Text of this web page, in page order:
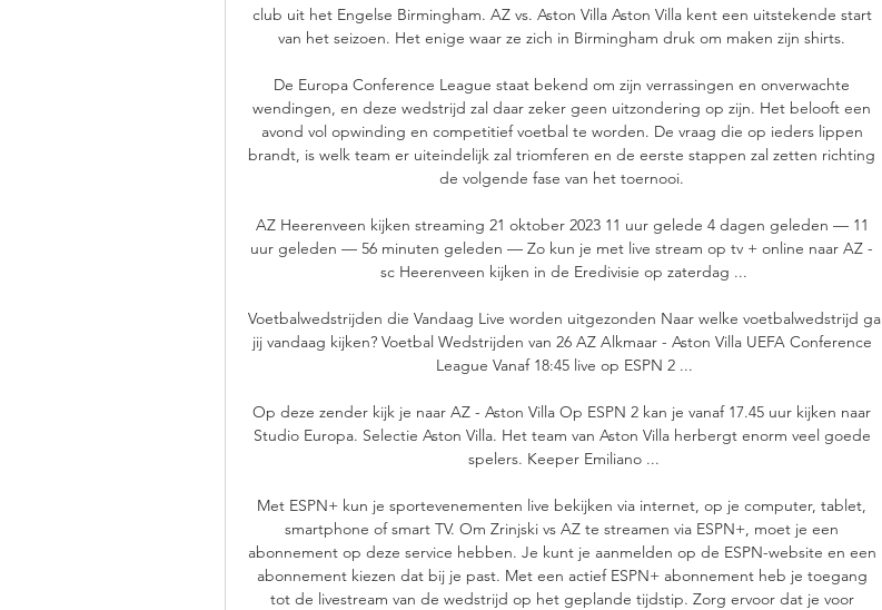
club uit het Engelse Birmingham. AZ vs. Aston Villa Aston Villa kent een uitstekende start
van het seizoen. Het enige waar ze zich in Birmingham druk om maken zijn shirts.
De Europa Conference League staat bekend om zijn verrassingen en onverwachte
wendingen, en deze wedstrijd zal daar zeker geen uitzondering op zijn. Het belooft een
avond vol opwinding en competitief voetbal te worden. De vraag die op ieders lippen
brandt, is welk team er uiteindelijk zal triomferen en de eerste stappen zal zetten richting
de volgende fase van het toernooi.
AZ Heerenveen kijken streaming 21 oktober 2023 11 uur gelede 4 dagen geleden — 11
uur geleden — 56 minuten geleden — Zo kun je met live stream op tv + online naar AZ -
sc Heerenveen kijken in de Eredivisie op zaterdag ...
Voetbalwedstrijden die Vandaag Live worden uitgezonden Naar welke voetbalwedstrijd ga
jij vandaag kijken? Voetbal Wedstrijden van 26 AZ Alkmaar - Aston Villa UEFA Conference
League Vanaf 18:45 live op ESPN 2 ...
Op deze zender kijk je naar AZ - Aston Villa Op ESPN 2 kan je vanaf 17.45 uur kijken naar
Studio Europa. Selectie Aston Villa. Het team van Aston Villa herbergt enorm veel goede
spelers. Keeper Emiliano ...
Met ESPN+ kun je sportevenementen live bekijken via internet, op je computer, tablet,
smartphone of smart TV. Om Zrinjski vs AZ te streamen via ESPN+, moet je een
abonnement op deze service hebben. Je kunt je aanmelden op de ESPN-website en een
abonnement kiezen dat bij je past. Met een actief ESPN+ abonnement heb je toegang
tot de livestream van de wedstrijd op het geplande tijdstip. Zorg ervoor dat je voor